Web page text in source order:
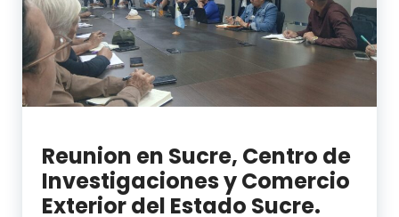
Reunion en Sucre, Centro de
Investigaciones y Comercio
Exterior del Estado Sucre.